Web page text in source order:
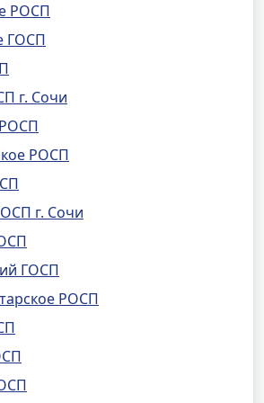
РОСП
ГОСП
г. Сочи
РОСП
г. Сочи
ГОСП
РОСП